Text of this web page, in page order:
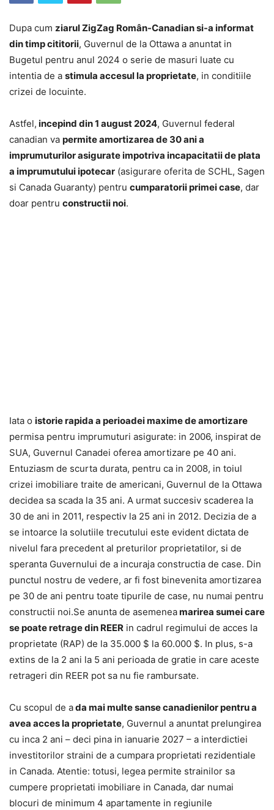
Dupa cum ziarul ZigZag Român-Canadian si-a informat
din timp cititorii, Guvernul de la Ottawa a anuntat in
Bugetul pentru anul 2024 o serie de masuri luate cu
intentia de a stimula accesul la proprietate, in conditiile
crizei de locuinte.
Astfel, incepind din 1 august 2024, Guvernul federal
canadian va permite amortizarea de 30 ani a
imprumuturilor asigurate impotriva incapacitatii de plata
a imprumutului ipotecar (asigurare oferita de SCHL, Sagen
si Canada Guaranty) pentru cumparatorii primei case, dar
doar pentru constructii noi.
Iata o istorie rapida a perioadei maxime de amortizare
permisa pentru imprumuturi asigurate: in 2006, inspirat de
SUA, Guvernul Canadei oferea amortizare pe 40 ani.
Entuziasm de scurta durata, pentru ca in 2008, in toiul
crizei imobiliare traite de americani, Guvernul de la Ottawa
decidea sa scada la 35 ani. A urmat succesiv scaderea la
30 de ani in 2011, respectiv la 25 ani in 2012. Decizia de a
se intoarce la solutiile trecutului este evident dictata de
nivelul fara precedent al preturilor proprietatilor, si de
speranta Guvernului de a incuraja constructia de case. Din
punctul nostru de vedere, ar fi fost binevenita amortizarea
pe 30 de ani pentru toate tipurile de case, nu numai pentru
constructii noi.Se anunta de asemeneamarirea sumei care
se poate retrage din REER in cadrul regimului de acces la
proprietate (RAP) de la 35.000 $ la 60.000 $. In plus, s-a
extins de la 2 ani la 5 ani perioada de gratie in care aceste
retrageri din REER pot sa nu fie rambursate.
Cu scopul de ada mai multe sanse canadienilor pentru a
avea acces la proprietate, Guvernul a anuntat prelungirea
cu inca 2 ani – deci pina in ianuarie 2027 – a interdictiei
investitorilor straini de a cumpara proprietati rezidentiale
in Canada. Atentie: totusi, legea permite strainilor sa
cumpere proprietati imobiliare in Canada, dar numai
blocuri de minimum 4 apartamente in regiunile